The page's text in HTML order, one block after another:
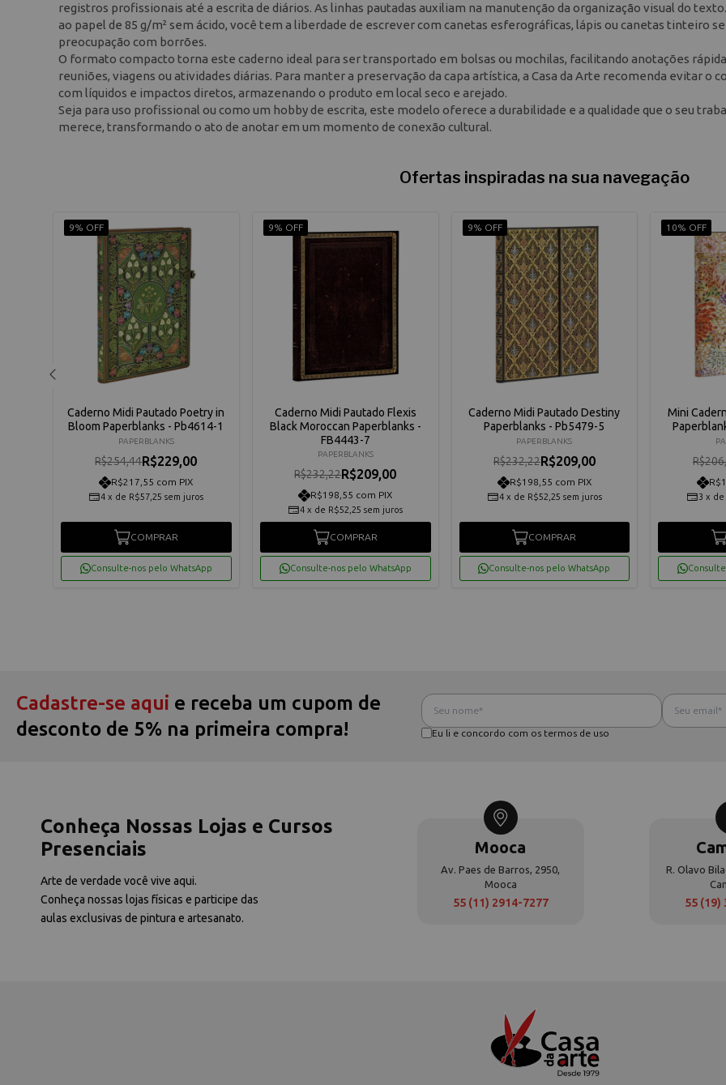
registros profissionais até a escrita de diários. As linhas pautadas auxiliam na manutenção da organização visual do
ao papel de 85 g/m² sem ácido, você tem a liberdade de escrever com canetas esferográficas, lápis ou canetas tinteiro
preocupação com borrões.
O formato compacto torna este caderno ideal para ser transportado em bolsas ou mochilas, facilitando anotações
reuniões, viagens ou atividades diárias. Para manter a preservação da capa artística, a Casa da Arte recomenda evitar o
com líquidos e impactos diretos, armazenando o produto em local seco e arejado.
Seja para uso profissional ou como um hobby de escrita, este modelo oferece a durabilidade e a qualidade que o seu
merece, transformando o ato de anotar em um momento de conexão cultural.
Ofertas inspiradas na sua navegação
9% OFF
Caderno Midi Pautado Poetry in
Bloom Paperblanks - Pb4614-1
PAPERBLANKS
R$254,44R$229,00
R$217,55 com PIX
4 x de R$57,25 sem juros
COMPRAR
Consulte-nos pelo WhatsApp
9% OFF
Caderno Midi Pautado Flexis
Black Moroccan Paperblanks -
FB4443-7
PAPERBLANKS
R$232,22R$209,00
R$198,55 com PIX
4 x de R$52,25 sem juros
COMPRAR
Consulte-nos pelo WhatsApp
9% OFF
Caderno Midi Pautado Destiny
Paperblanks - Pb5479-5
PAPERBLANKS
R$232,22R$209,00
R$198,55 com PIX
4 x de R$52,25 sem juros
COMPRAR
Consulte-nos pelo WhatsApp
10% OFF
Mini
3 x de
Cadastre-se aqui e receba um cupom de
desconto de 5% na primeira compra!
Eu li e concordo com os termos de uso
Conheça Nossas Lojas e Cursos
Presenciais
Arte de verdade você vive aqui.
Conheça nossas lojas físicas e participe das
aulas exclusivas de pintura e artesanato.
Mooca
Av. Paes de Barros, 2950,
Mooca
55 (11) 2914-7277
R. Olavo
55 (19)